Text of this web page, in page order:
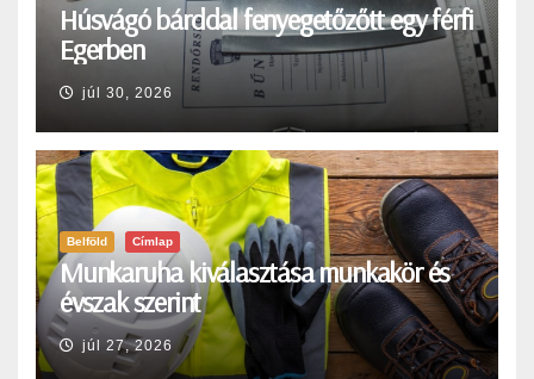
Húsvágó bárddal fenyegetőzőtt egy férfi
Egerben
júl 30, 2026
Belföld Címlap
Munkaruha kiválasztása munkakör és
évszak szerint
júl 27, 2026